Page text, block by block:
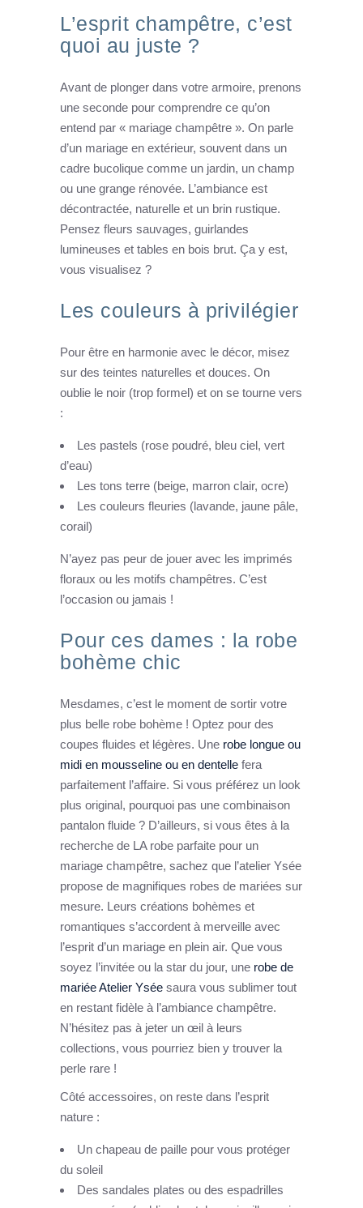
L’esprit champêtre, c’est
quoi au juste ?
Avant de plonger dans votre armoire, prenons
une seconde pour comprendre ce qu’on
entend par « mariage champêtre ». On parle
d’un mariage en extérieur, souvent dans un
cadre bucolique comme un jardin, un champ
ou une grange rénovée. L’ambiance est
décontractée, naturelle et un brin rustique.
Pensez fleurs sauvages, guirlandes
lumineuses et tables en bois brut. Ça y est,
vous visualisez ?
Les couleurs à privilégier
Pour être en harmonie avec le décor, misez
sur des teintes naturelles et douces. On
oublie le noir (trop formel) et on se tourne vers
:
Les pastels (rose poudré, bleu ciel, vert
d’eau)
Les tons terre (beige, marron clair, ocre)
Les couleurs fleuries (lavande, jaune pâle,
corail)
N’ayez pas peur de jouer avec les imprimés
floraux ou les motifs champêtres. C’est
l’occasion ou jamais !
Pour ces dames : la robe
bohème chic
Mesdames, c’est le moment de sortir votre
plus belle robe bohème ! Optez pour des
coupes fluides et légères. Une robe longue ou
midi en mousseline ou en dentelle fera
parfaitement l’affaire. Si vous préférez un look
plus original, pourquoi pas une combinaison
pantalon fluide ? D’ailleurs, si vous êtes à la
recherche de LA robe parfaite pour un
mariage champêtre, sachez que l’atelier Ysée
propose de magnifiques robes de mariées sur
mesure. Leurs créations bohèmes et
romantiques s’accordent à merveille avec
l’esprit d’un mariage en plein air. Que vous
soyez l’invitée ou la star du jour, une robe de
mariée Atelier Ysée saura vous sublimer tout
en restant fidèle à l’ambiance champêtre.
N’hésitez pas à jeter un œil à leurs
collections, vous pourriez bien y trouver la
perle rare !
Côté accessoires, on reste dans l’esprit
nature :
Un chapeau de paille pour vous protéger
du soleil
Des sandales plates ou des espadrilles